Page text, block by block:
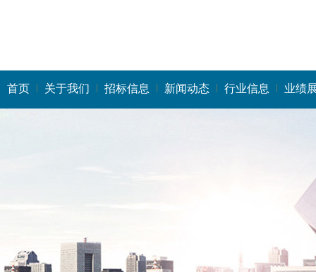
首页 关于我们 招标信息 新闻动态 行业信息 业绩